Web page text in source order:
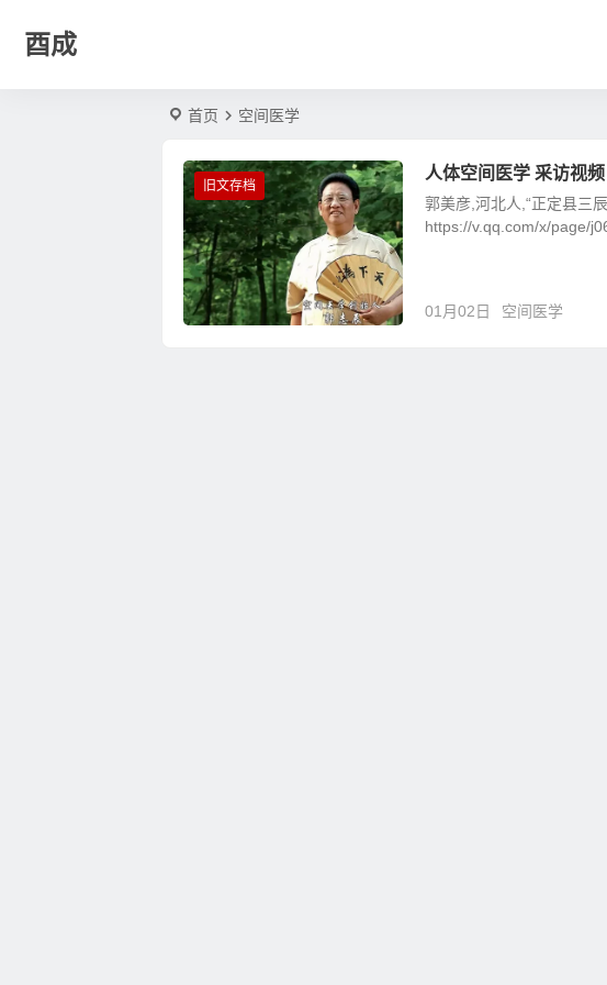
酉成
首页 空间医学
旧文存档
人体空间医学 采访视频
郭美彦,河北人,“正定县三
https://v.qq.com/x/page/
01月02日 空间医学